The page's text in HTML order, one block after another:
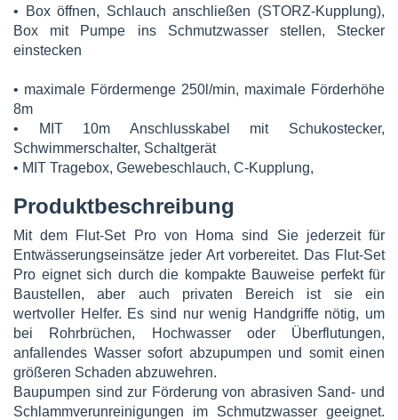
• Box öffnen, Schlauch anschließen (STORZ-Kupplung),
Box mit Pumpe ins Schmutzwasser stellen, Stecker
einstecken
• maximale Fördermenge 250l/min, maximale Förderhöhe
8m
• MIT 10m Anschlusskabel mit Schukostecker,
Schwimmerschalter, Schaltgerät
• MIT Tragebox, Gewebeschlauch, C-Kupplung,
Produktbeschreibung
Mit dem Flut-Set Pro von Homa sind Sie jederzeit für
Entwässerungseinsätze jeder Art vorbereitet. Das Flut-Set
Pro eignet sich durch die kompakte Bauweise perfekt für
Baustellen, aber auch privaten Bereich ist sie ein
wertvoller Helfer. Es sind nur wenig Handgriffe nötig, um
bei Rohrbrüchen, Hochwasser oder Überflutungen,
anfallendes Wasser sofort abzupumpen und somit einen
größeren Schaden abzuwehren.
Baupumpen sind zur Förderung von abrasiven Sand- und
Schlammverunreinigungen im Schmutzwasser geeignet.